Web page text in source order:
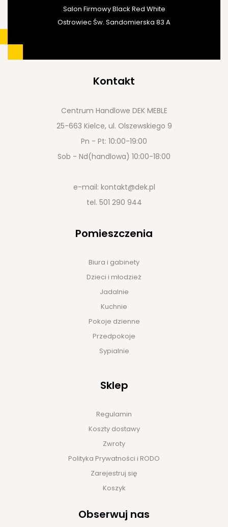
Salon Firmowy Black Red White
Ostrowiec Św. Sandomierska 83 A
Kontakt
Centrum Handlowe DEK MEBLE
25-663 Kielce, ul. Olszewskiego 9
Pn - Pt: 10:00-19:00
Sob - Nd(handlowa) 10:00-18:00
e-mail: kontakt@dek.pl
tel. 501 290 944
Pomieszczenia
Biura i gabinety
Dzieci i młodzież
Jadalnie
Kuchnie
Pokoje dzienne
Przedpokoje
Sypialnie
Sklep
Regulamin
Koszty dostawy
Zwroty
Polityka Prywatności i RODO
Zarejestruj się
Koszyk
Obserwuj nas